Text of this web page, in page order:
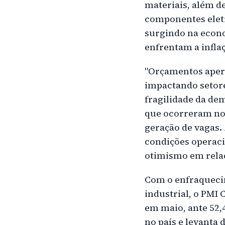
materiais, além
componentes
surgindo na
enfrentam a
"Orçamentos
impactando
fragilidade da
que ocorreram
geração de
condições
otimismo em
Com o
industrial, o PMI
em maio, ante
no país e levanta